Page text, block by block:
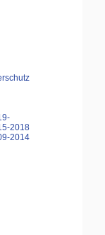
2018
2014